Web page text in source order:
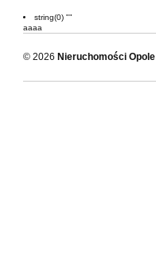
string(0) ""
aaaa
© 2026 Nieruchomości Opole